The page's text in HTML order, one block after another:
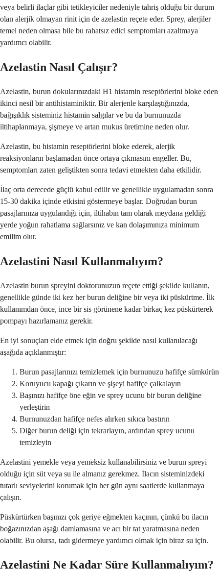
veya belirli ilaçlar gibi tetikleyiciler nedeniyle tahriş olduğu bir durum
olan alerjik olmayan rinit için de azelastin reçete eder. Sprey, alerjiler
temel neden olmasa bile bu rahatsız edici semptomları azaltmaya
yardımcı olabilir.
Azelastin Nasıl Çalışır?
Azelastin, burun dokularınızdaki H1 histamin reseptörlerini bloke eden
ikinci nesil bir antihistaminiktir. Bir alerjenle karşılaştığınızda,
bağışıklık sisteminiz histamin salgılar ve bu da burnunuzda
iltihaplanmaya, şişmeye ve artan mukus üretimine neden olur.
Azelastin, bu histamin reseptörlerini bloke ederek, alerjik
reaksiyonların başlamadan önce ortaya çıkmasını engeller. Bu,
semptomları zaten geliştikten sonra tedavi etmekten daha etkilidir.
İlaç orta derecede güçlü kabul edilir ve genellikle uygulamadan sonra
15-30 dakika içinde etkisini göstermeye başlar. Doğrudan burun
pasajlarınıza uygulandığı için, iltihabın tam olarak meydana geldiği
yerde yoğun rahatlama sağlarsınız ve kan dolaşımınıza minimum
emilim olur.
Azelastini Nasıl Kullanmalıyım?
Azelastin burun spreyini doktorunuzun reçete ettiği şekilde kullanın,
genellikle günde iki kez her burun deliğine bir veya iki püskürtme. İlk
kullanımdan önce, ince bir sis görünene kadar birkaç kez püskürterek
pompayı hazırlamanız gerekir.
En iyi sonuçları elde etmek için doğru şekilde nasıl kullanılacağı
aşağıda açıklanmıştır:
Burun pasajlarınızı temizlemek için burnunuzu hafifçe sümkürün
Koruyucu kapağı çıkarın ve şişeyi hafifçe çalkalayın
Başınızı hafifçe öne eğin ve sprey ucunu bir burun deliğine
yerleştirin
Burnunuzdan hafifçe nefes alırken sıkıca bastırın
Diğer burun deliği için tekrarlayın, ardından sprey ucunu
temizleyin
Azelastini yemekle veya yemeksiz kullanabilirsiniz ve burun spreyi
olduğu için süt veya su ile almanız gerekmez. İlacın sisteminizdeki
tutarlı seviyelerini korumak için her gün aynı saatlerde kullanmaya
çalışın.
Püskürtürken başınızı çok geriye eğmekten kaçının, çünkü bu ilacın
boğazınızdan aşağı damlamasına ve acı bir tat yaratmasına neden
olabilir. Bu olursa, tadı gidermeye yardımcı olmak için biraz su için.
Azelastini Ne Kadar Süre Kullanmalıyım?